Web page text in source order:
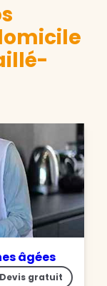
âgées
Devis gratuit